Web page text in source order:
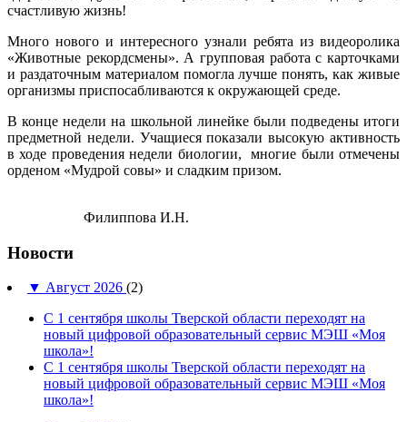
счастливую жизнь!
Много нового и интересного узнали ребята из видеоролика
«Животные рекордсмены». А групповая работа с карточками
и раздаточным материалом помогла лучше понять, как живые
организмы приспосабливаются к окружающей среде.
В конце недели на школьной линейке были подведены итоги
предметной недели. Учащиеся показали высокую активность
в ходе проведения недели биологии, многие были отмечены
орденом «Мудрой совы» и сладким призом.
Филиппова И.Н.
Новости
▼ Август 2026 (2)
С 1 сентября школы Тверской области переходят на
новый цифровой образовательный сервис МЭШ «Моя
школа»!
С 1 сентября школы Тверской области переходят на
новый цифровой образовательный сервис МЭШ «Моя
школа»!